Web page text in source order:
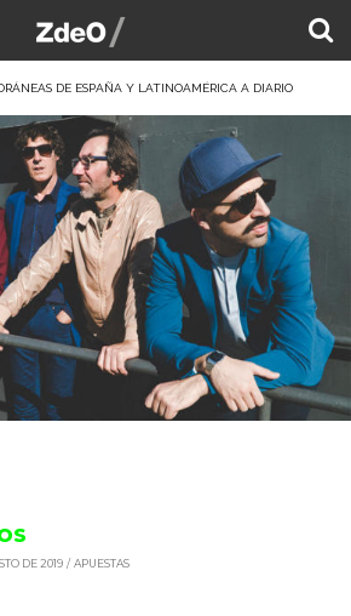
DE ESPAÑA Y LATINOAMÉRICA A DIARIO
DE 2019 APUESTAS